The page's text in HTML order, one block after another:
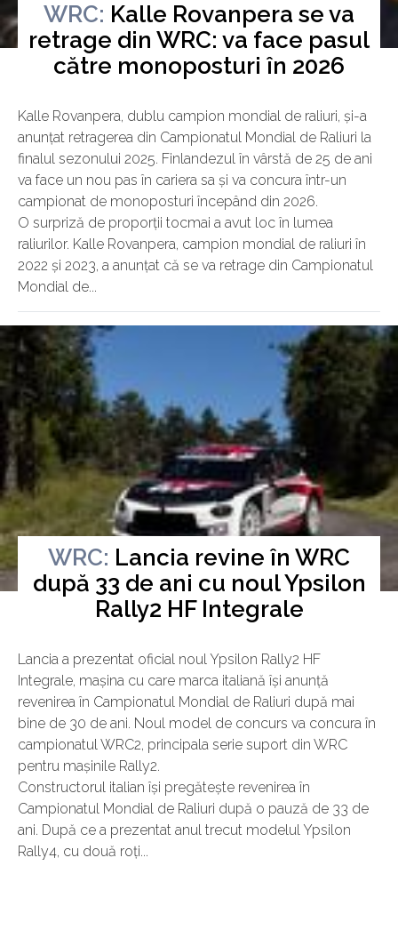
Vineri, 10 Octombrie 2025
WRC: Kalle Rovanpera se va
retrage din WRC: va face pasul
către monoposturi în 2026
Kalle Rovanpera, dublu campion mondial de raliuri, și-a
anunțat retragerea din Campionatul Mondial de Raliuri la
finalul sezonului 2025. Finlandezul în vârstă de 25 de ani
va face un nou pas în cariera sa și va concura într-un
campionat de monoposturi începând din 2026.
O surpriză de proporții tocmai a avut loc în lumea
raliurilor. Kalle Rovanpera, campion mondial de raliuri în
2022 și 2023, a anunțat că se va retrage din Campionatul
Mondial de...
Vineri, 12 Septembrie 2025
WRC: Lancia revine în WRC
după 33 de ani cu noul Ypsilon
Rally2 HF Integrale
Lancia a prezentat oficial noul Ypsilon Rally2 HF
Integrale, mașina cu care marca italiană își anunță
revenirea în Campionatul Mondial de Raliuri după mai
bine de 30 de ani. Noul model de concurs va concura în
campionatul WRC2, principala serie suport din WRC
pentru mașinile Rally2.
Constructorul italian își pregătește revenirea în
Campionatul Mondial de Raliuri după o pauză de 33 de
ani. După ce a prezentat anul trecut modelul Ypsilon
Rally4, cu două roți...